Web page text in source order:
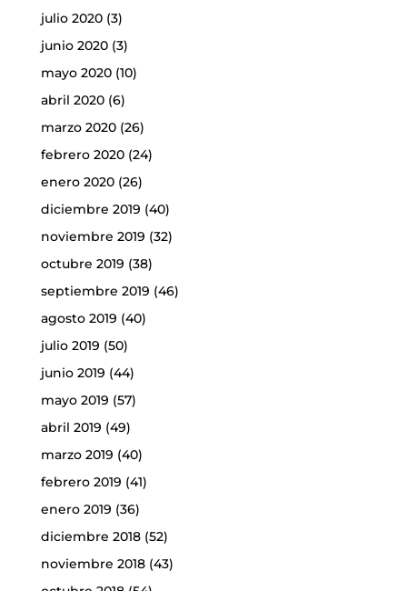
julio 2020(3)
junio 2020(3)
mayo 2020(10)
abril 2020(6)
marzo 2020(26)
febrero 2020(24)
enero 2020(26)
diciembre 2019 (40)
noviembre 2019 (32)
octubre 2019 (38)
septiembre 2019 (46)
agosto 2019 (40)
julio 2019 (50)
junio 2019 (44)
mayo 2019 (57)
abril 2019 (49)
marzo 2019 (40)
febrero 2019 (41)
enero 2019 (36)
diciembre 2018(52)
noviembre 2018(43)